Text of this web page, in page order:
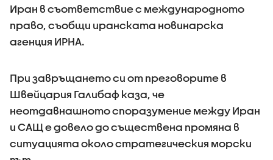
Иран в съответствие с международното
право, съобщи иранската новинарска
агенция ИРНА.
При завръщането си от преговорите в
Швейцария Галибаф каза, че
неотдавнашното споразумение между Иран
и САЩ е довело до съществена промяна в
ситуацията около стратегическия морски